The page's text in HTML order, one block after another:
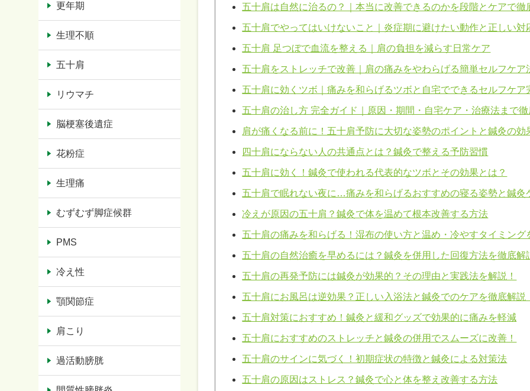
五十肩は自然に治るの？｜本当に改善できるのかを段階とケアで徹
五十肩でやってはいけないこと｜炎症期に避けたい動作と正しい対
五十肩 足つぼで血流を整える｜肩の負担を減らす日常ケア
五十肩をストレッチで改善｜肩の痛みをやわらげる簡単セルフケア
五十肩に効くツボ｜痛みを和らげるツボと自宅でできるセルフケア
五十肩の治し方 完全ガイド｜原因・期間・自宅ケア・治療法まで
肩が痛くなる前に！五十肩予防に大切な姿勢のポイントと鍼灸の効
四十肩にならない人の共通点とは？鍼灸で整える予防習慣
五十肩に効く！鍼灸で使われる代表的なツボとその効果とは？
五十肩で眠れない夜に…痛みを和らげるおすすめの寝る姿勢と鍼灸
冷えが原因の五十肩？鍼灸で体を温めて根本改善する方法
五十肩の痛みを和らげる！湿布の使い方と温め・冷やすタイミング
五十肩の自然治癒を早めるには？鍼灸を併用した回復方法を徹底解
五十肩の再発予防には鍼灸が効果的？その理由と実践法を解説！
五十肩にお風呂は逆効果？正しい入浴法と鍼灸でのケアを徹底解説
五十肩対策におすすめ！鍼灸と緩和グッズで効果的に痛みを軽減
五十肩におすすめのストレッチと鍼灸の併用でスムーズに改善！
五十肩のサインに気づく！初期症状の特徴と鍼灸による対策法
五十肩の原因はストレス？鍼灸で心と体を整え改善する方法
更年期
生理不順
五十肩
リウマチ
脳梗塞後遺症
花粉症
生理痛
むずむず脚症候群
PMS
冷え性
顎関節症
肩こり
過活動膀胱